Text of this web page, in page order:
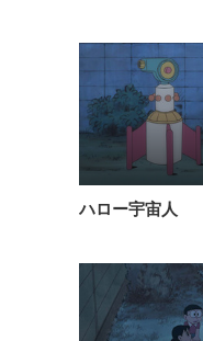
ハロー宇宙人